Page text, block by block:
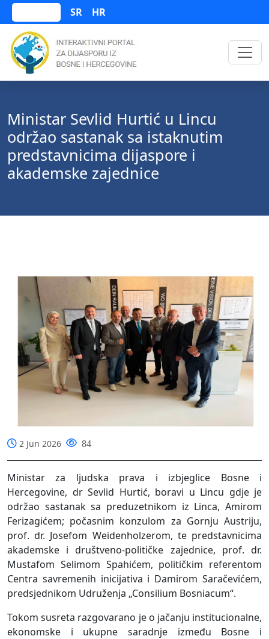
SR HR
Ministar Sevlid Hurtić u Lincu
održao sastanak sa istaknutim
predstavnicima dijaspore i
akademske zajednice
2 Jun 2026 84
Ministar za ljudska prava i izbjeglice Bosne i
Hercegovine, dr Sevlid Hurtić, boravi u Lincu gdje je
održao sastanak sa preduzetnikom iz Linca, Amirom
Ferizagićem; počasnim konzulom za Gornju Austriju,
prof. dr. Josefom Weidenholzerom, te predstavnicima
akademske i društveno-političke zajednice, prof. dr.
Mustafom Selimom Spahićem, političkim referentom
Centra savremenih inicijativa i Damirom Saračevićem,
predsjednikom Udruženja „Consilium Bosniacum“.
Tokom susreta razgovarano je o jačanju institucionalne,
ekonomske i ukupne saradnje između Bosne i